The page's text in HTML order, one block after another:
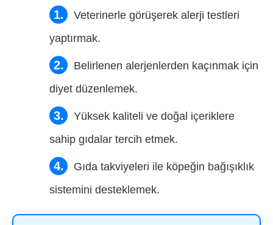
Veterinerle görüşerek alerji testleri
yaptırmak.
Belirlenen alerjenlerden kaçınmak için
diyet düzenlemek.
Yüksek kaliteli ve doğal içeriklere
sahip gıdalar tercih etmek.
Gıda takviyeleri ile köpeğin bağışıklık
sistemini desteklemek.